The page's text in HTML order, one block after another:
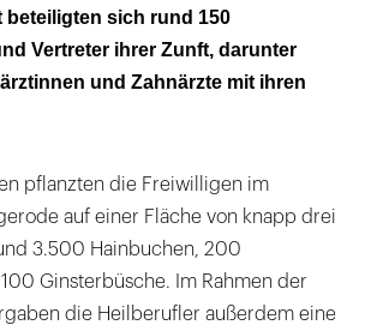
beteiligten sich rund 150
Vertreter ihrer Zunft, darunter
und Zahnärzte mit ihren
pflanzten die Freiwilligen im
auf einer Fläche von knapp drei
3.500 Hainbuchen, 200
Ginsterbüsche. Im Rahmen der
die Heilberufler außerdem eine